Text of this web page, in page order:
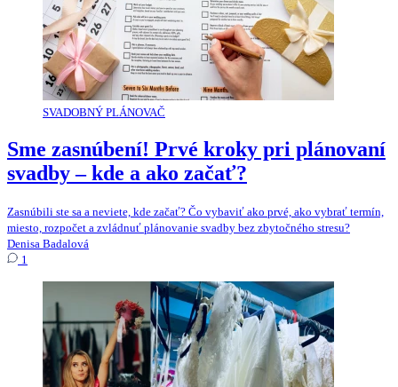
SVADOBNÝ PLÁNOVAČ
Sme zasnúbení! Prvé kroky pri plánovaní
svadby – kde a ako začať?
Zasnúbili ste sa a neviete, kde začať? Čo vybaviť ako prvé, ako vybrať termín,
miesto, rozpočet a zvládnuť plánovanie svadby bez zbytočného stresu?
Denisa Badalová
1